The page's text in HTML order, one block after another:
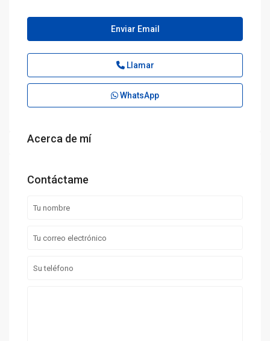
Enviar Email
Llamar
WhatsApp
Acerca de mí
Contáctame